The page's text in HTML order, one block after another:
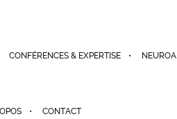
CONFÉRENCES & EXPERTISE
CONTACT